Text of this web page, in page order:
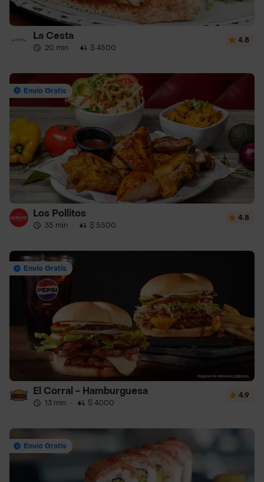
La Cesta
20 min · $ 4500
4.8
Envío Gratis
Los Pollitos
35 min · $ 5500
4.8
Envío Gratis
El Corral - Hamburguesa
13 min · $ 4000
4.9
Envío Gratis